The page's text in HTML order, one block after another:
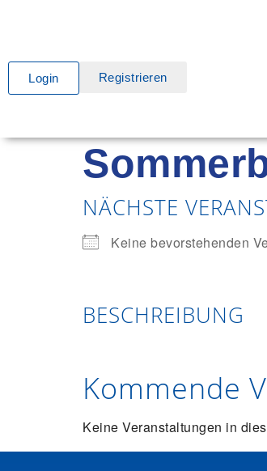
Login Registrieren
NÄCHSTE
Keine bevorstehenden
BESCHREIBUNG
Kommende
Keine Veranstaltungen in